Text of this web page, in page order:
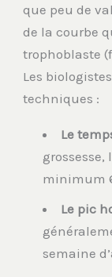
que peu de
de la courbe
trophoblaste
Les
techniques :
Le
minimum
Le pic
semaine